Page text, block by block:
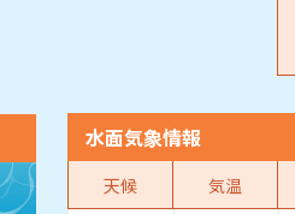
水面気象情報
天候 気温